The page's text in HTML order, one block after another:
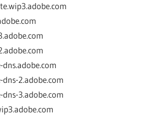
2.adobe.com
3.adobe.com